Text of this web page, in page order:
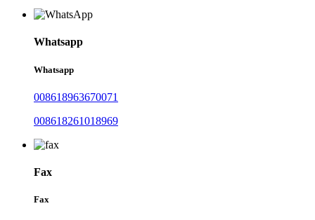
Whatsapp
Whatsapp
008618963670071
008618261018969
Fax
Fax